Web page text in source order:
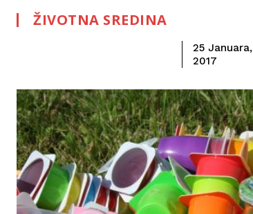
ŽIVOTNA SREDINA
25 Januara,
2017